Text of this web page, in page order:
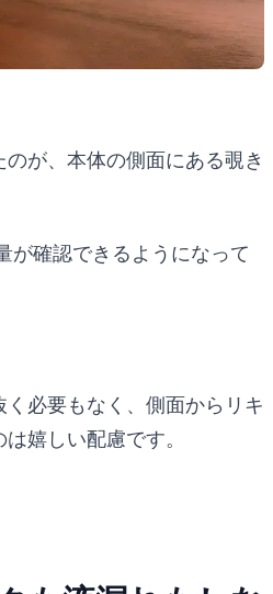
が、本体の側面にある覗き
が確認できるようになって
必要もなく、側面からリキ
嬉しい配慮です。